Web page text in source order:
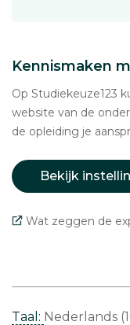
Kennismaken
Op Studiekeuze123
website van de
de opleiding je
Bekijk
Wat zeggen de
Taal: Nederlands